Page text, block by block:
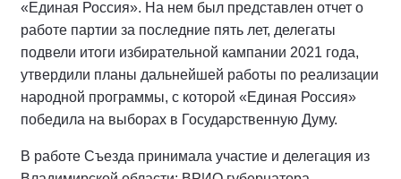
«Единая Россия». На нем был представлен отчет о
работе партии за последние пять лет, делегаты
подвели итоги избирательной кампании 2021 года,
утвердили планы дальнейшей работы по реализации
народной программы, с которой «Единая Россия»
победила на выборах в Государственную Думу.
В работе Съезда принимала участие и делегация из